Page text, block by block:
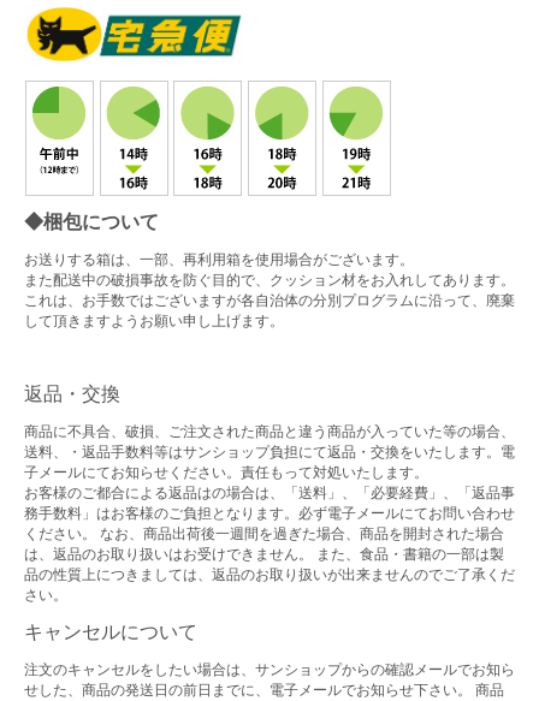
◆梱包について
お送りする箱は、一部、再利用箱を使用場合がございます。
また配送中の破損事故を防ぐ目的で、クッション材をお入れしてあります。
これは、お手数ではございますが各自治体の分別プログラムに沿って、廃棄
して頂きますようお願い申し上げます。
返品・交換
商品に不具合、破損、ご注文された商品と違う商品が入っていた等の場合、
送料、・返品手数料等はサンショップ負担にて返品・交換をいたします。電
子メールにてお知らせください。責任もって対処いたします。
お客様のご都合による返品はの場合は、「送料」、「必要経費」、「返品事
務手数料」はお客様のご負担となります。必ず電子メールにてお問い合わせ
ください。 なお、商品出荷後一週間を過ぎた場合、商品を開封された場合
は、返品のお取り扱いはお受けできません。 また、食品・書籍の一部は製
品の性質上につきましては、返品のお取り扱いが出来ませんのでご了承くだ
さい。
キャンセルについて
注文のキャンセルをしたい場合は、サンショップからの確認メールでお知ら
せした、商品の発送日の前日までに、電子メールでお知らせ下さい。 商品